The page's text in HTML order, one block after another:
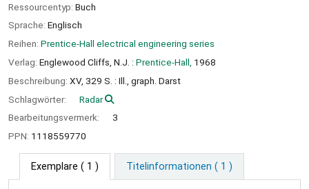
Ressourcentyp: Buch
Sprache: Englisch
Reihen: Prentice-Hall electrical engineering series
Verlag: Englewood Cliffs, N.J. : Prentice-Hall, 1968
Beschreibung: XV, 329 S. : Ill., graph. Darst
Schlagwörter:
Radar
Bearbeitungsvermerk:
3
PPN: 1118559770
Exemplare ( 1 ) Titelinformationen ( 1 )